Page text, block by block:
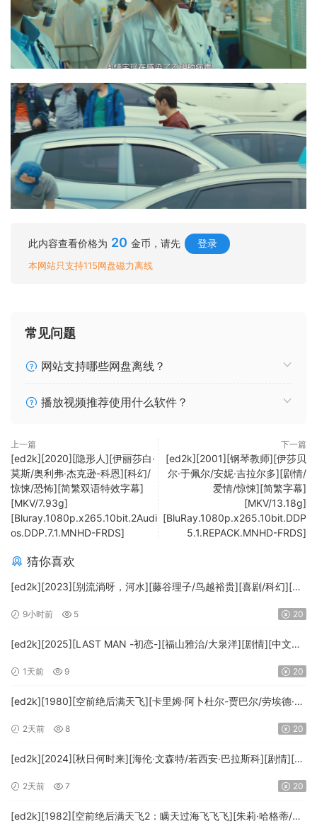
此内容查看价格为 20 金币，请先 登录
本网站只支持115网盘磁力离线
常见问题
网站支持哪些网盘离线？
播放视频推荐使用什么软件？
上一篇
[ed2k][2020][隐形人][伊丽莎白·
莫斯/奥利弗·杰克逊-科恩][科幻/
惊悚/恐怖][简繁双语特效字幕]
[MKV/7.93g]
[Bluray.1080p.x265.10bit.2Audi
os.DDP.7.1.MNHD-FRDS]
下一篇
[ed2k][2001][钢琴教师][伊莎贝
尔·于佩尔/安妮·吉拉尔多][剧情/
爱情/惊悚][简繁字幕]
[MKV/13.18g]
[BluRay.1080p.x265.10bit.DDP
5.1.REPACK.MNHD-FRDS]
猜你喜欢
[ed2k][2023][别流淌呀，河水][藤谷理子/鸟越裕贵][喜剧/科幻][中
9小时前 5 20
[ed2k][2025][LAST MAN -初恋-][福山雅治/大泉洋][剧情][中文字
1天前 9 20
[ed2k][1980][空前绝后满天飞][卡里姆·阿卜杜尔-贾巴尔/劳埃德·布
HD.MA5.1.x265.10bit-BeiTai]
2天前 8 20
[ed2k][2024][秋日何时来][海伦·文森特/若西安·巴拉斯科][剧情][中
FRDS]
2天前 7 20
[ed2k][1982][空前绝后满天飞2：瞒天过海飞飞飞][朱莉·哈格蒂/罗